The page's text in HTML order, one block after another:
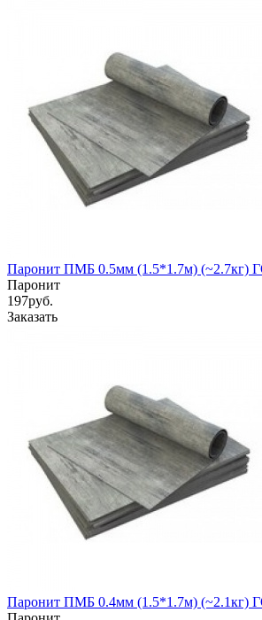
Паронит ПМБ 0.5мм (1.5*1.7м) (~2.7кг)
Паронит
197руб.
Заказать
Паронит ПМБ 0.4мм (1.5*1.7м) (~2.1кг)